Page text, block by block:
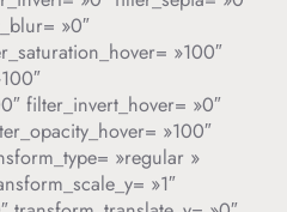
»0″
»100″
filter_invert_hover= »0″
»100″
»regular »
»1″